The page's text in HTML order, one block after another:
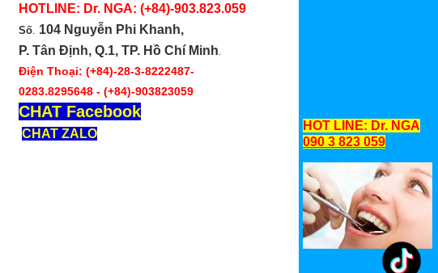
HOTLINE: Dr. NGA: (+84)-903.823.059
Số. 104 Nguyễn Phi Khanh,
P. Tân Định, Q.1, TP. Hồ Chí Minh
Điện Thoại: (+84)-28-3-8222487-
0283.8295648 - (+84)-903823059
CHAT Facebook
CHAT ZALO
HOT LINE: Dr. NGA
090 3 823 059